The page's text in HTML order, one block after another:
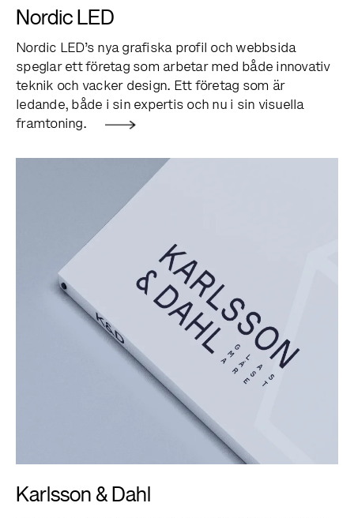
Nordic LED
Nordic LED’s nya grafiska profil och webbsida
speglar ett företag som arbetar med både innovativ
teknik och vacker design. Ett företag som är
ledande, både i sin expertis och nu i sin visuella
framtoning.
Karlsson & Dahl